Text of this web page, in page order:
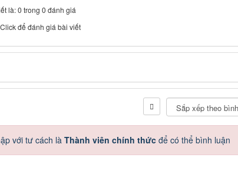
là: 0 trong 0 đánh giá
Click để đánh giá bài viết
với tư cách là Thành viên chính thứcđể có thể bình luận